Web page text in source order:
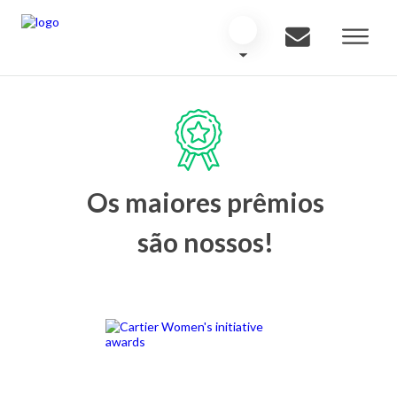
Os maiores prêmios
são nossos!